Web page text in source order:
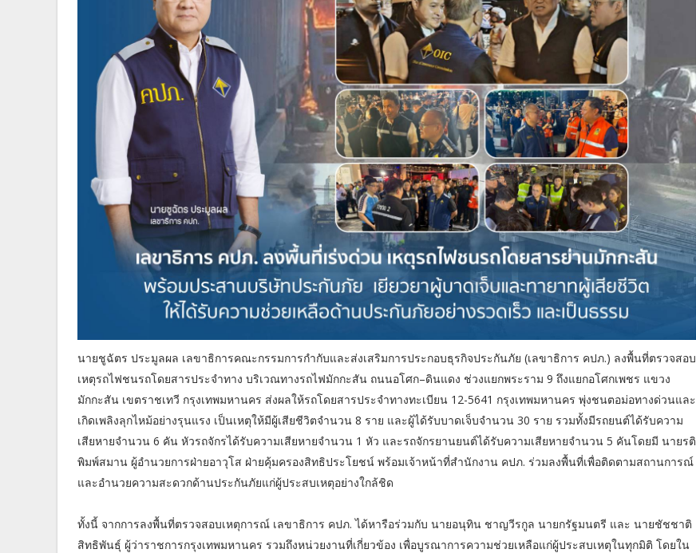
นายชูฉัตร ประมูลผล เลขาธิการคณะกรรมการกำกับและส่งเสริมการประกอบธุรกิจประกันภัย (เลขาธิการ คปภ.) ลงพื้นที่ตรวจสอบ
เหตุรถไฟชนรถโดยสารประจำทาง บริเวณทางรถไฟมักกะสัน ถนนอโศก–ดินแดง ช่วงแยกพระราม 9 ถึงแยกอโศกเพชร แขวง
มักกะสัน เขตราชเทวี กรุงเทพมหานคร ส่งผลให้รถโดยสารประจำทางทะเบียน 12-5641 กรุงเทพมหานคร พุ่งชนตอม่อทางด่วนและ
เกิดเพลิงลุกไหม้อย่างรุนแรง เป็นเหตุให้มีผู้เสียชีวิตจำนวน 8 ราย และผู้ได้รับบาดเจ็บจำนวน 30 ราย รวมทั้งมีรถยนต์ได้รับความ
เสียหายจำนวน 6 คัน หัวรถจักรได้รับความเสียหายจำนวน 1 หัว และรถจักรยานยนต์ได้รับความเสียหายจำนวน 5 คันโดยมี นายรติ
พิมพ์สมาน ผู้อำนวยการฝ่ายอาวุโส ฝ่ายคุ้มครองสิทธิประโยชน์ พร้อมเจ้าหน้าที่สำนักงาน คปภ. ร่วมลงพื้นที่เพื่อติดตามสถานการณ์
และอำนวยความสะดวกด้านประกันภัยแก่ผู้ประสบเหตุอย่างใกล้ชิด
ทั้งนี้ จากการลงพื้นที่ตรวจสอบเหตุการณ์ เลขาธิการ คปภ. ได้หารือร่วมกับ นายอนุทิน ชาญวีรกูล นายกรัฐมนตรี และ นายชัชชาติ
สิทธิพันธุ์ ผู้ว่าราชการกรุงเทพมหานคร รวมถึงหน่วยงานที่เกี่ยวข้อง เพื่อบูรณาการความช่วยเหลือแก่ผู้ประสบเหตุในทุกมิติ โดยใน